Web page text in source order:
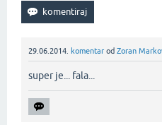
29.06.2014. komentar od Zoran
super je... fala...‌